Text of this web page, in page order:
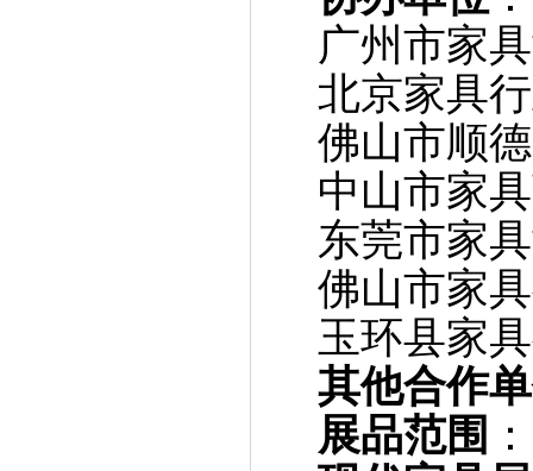
广州市家
北京家具
佛山市顺
中山市家
东莞市家
佛山市家
玉环县家
其他合作
展品范围 ：